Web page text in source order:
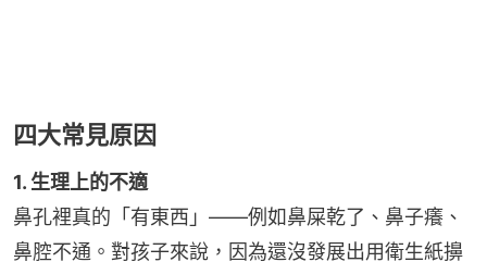
四大常見原因
1. 生理上的不適
鼻孔裡真的「有東西」——例如鼻屎乾了、鼻子癢、
鼻腔不通。對孩子來說，因為還沒發展出用衛生紙擤